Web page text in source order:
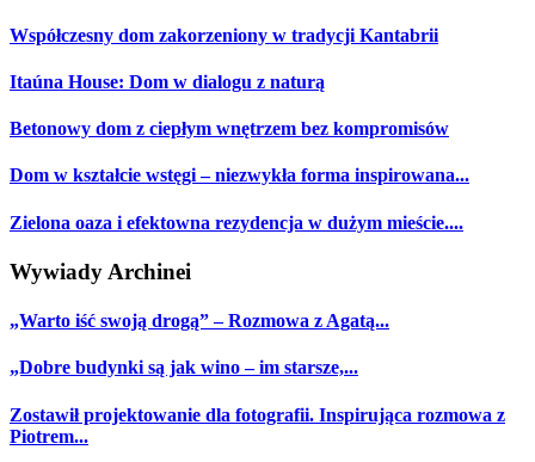
Współczesny dom zakorzeniony w tradycji Kantabrii
Itaúna House: Dom w dialogu z naturą
Betonowy dom z ciepłym wnętrzem bez kompromisów
Dom w kształcie wstęgi – niezwykła forma inspirowana...
Zielona oaza i efektowna rezydencja w dużym mieście....
Wywiady Archinei
„Warto iść swoją drogą” – Rozmowa z Agatą...
„Dobre budynki są jak wino – im starsze,...
Zostawił projektowanie dla fotografii. Inspirująca rozmowa z
Piotrem...